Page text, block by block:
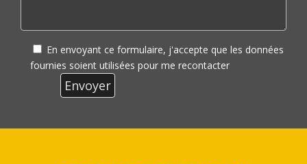
En envoyant ce formulaire, j'accepte que les données
fournies soient utilisées pour me recontacter